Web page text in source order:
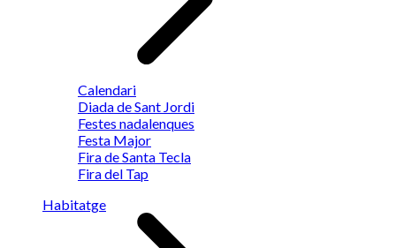
Calendari
Diada de Sant Jordi
Festes nadalenques
Festa Major
Fira de Santa Tecla
Fira del Tap
Habitatge